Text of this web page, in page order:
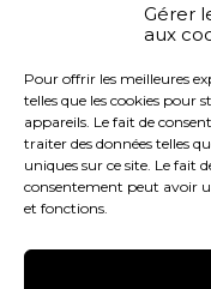
Gérer
aux
Pour offrir les meilleures
telles que les cookies pour
appareils. Le fait de
traiter des données telles
uniques sur ce site. Le fait
consentement peut avoir
et fonctions.
FaceBook
Twitter
Footer
LE CABINET